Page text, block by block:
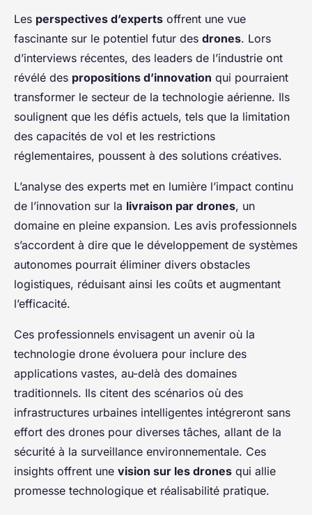
Les perspectives d’experts offrent une vue
fascinante sur le potentiel futur des drones. Lors
d’interviews récentes, des leaders de l’industrie ont
révélé des propositions d’innovation qui pourraient
transformer le secteur de la technologie aérienne. Ils
soulignent que les défis actuels, tels que la limitation
des capacités de vol et les restrictions
réglementaires, poussent à des solutions créatives.
L’analyse des experts met en lumière l’impact continu
de l’innovation sur la livraison par drones, un
domaine en pleine expansion. Les avis professionnels
s’accordent à dire que le développement de systèmes
autonomes pourrait éliminer divers obstacles
logistiques, réduisant ainsi les coûts et augmentant
l’efficacité.
Ces professionnels envisagent un avenir où la
technologie drone évoluera pour inclure des
applications vastes, au-delà des domaines
traditionnels. Ils citent des scénarios où des
infrastructures urbaines intelligentes intégreront sans
effort des drones pour diverses tâches, allant de la
sécurité à la surveillance environnementale. Ces
insights offrent une vision sur les drones qui allie
promesse technologique et réalisabilité pratique.